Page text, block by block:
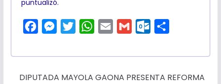
puntualizó.
c
M
s
i
W
a
a
a
t
m
DIPUTADA MAYOLA GAONA PRESENTA REFORMA